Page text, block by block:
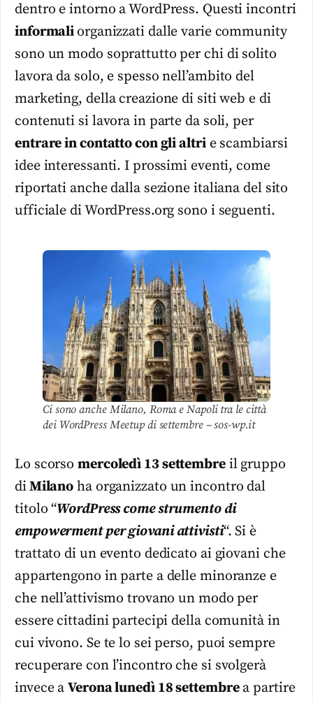
dentro e intorno a WordPress. Questi incontri
informali organizzati dalle varie community
sono un modo soprattutto per chi di solito
lavora da solo, e spesso nell’ambito del
marketing, della creazione di siti web e di
contenuti si lavora in parte da soli, per
entrare in contatto con gli altrie scambiarsi
idee interessanti. I prossimi eventi, come
riportati anche dalla sezione italiana del sito
ufficiale di WordPress.org sono i seguenti.
Ci sono anche Milano, Roma e Napoli tra le città
dei WordPress Meetup di settembre – sos-wp.it
Lo scorso mercoledì 13 settembreil gruppo
diMilano ha organizzato un incontro dal
titolo “WordPress come strumento di
empowerment per giovani attivisti“. Si è
trattato di un evento dedicato ai giovani che
appartengono in parte a delle minoranze e
che nell’attivismo trovano un modo per
essere cittadini partecipi della comunità in
cui vivono. Se te lo sei perso, puoi sempre
recuperare con l’incontro che si svolgerà
invece aVerona lunedì 18 settembrea partire